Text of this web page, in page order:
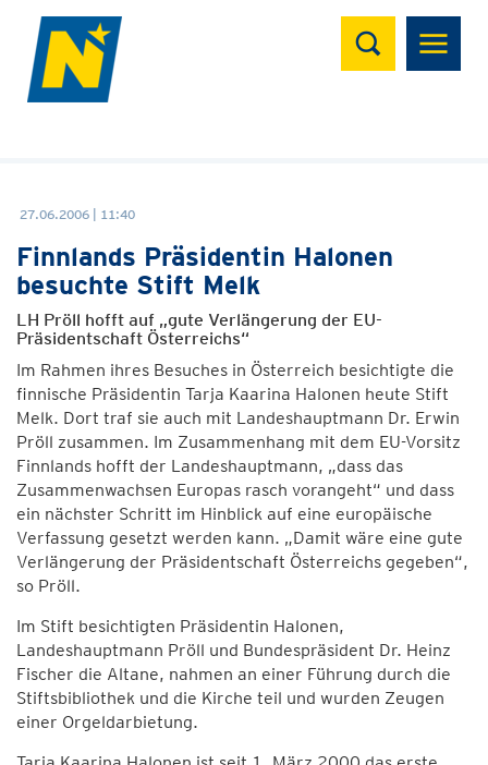
Suchen
27.06.2006 | 11:40
Finnlands Präsidentin Halonen
besuchte Stift Melk
LH Pröll hofft auf „gute Verlängerung der EU-
Präsidentschaft Österreichs“
Im Rahmen ihres Besuches in Österreich besichtigte die
finnische Präsidentin Tarja Kaarina Halonen heute Stift
Melk. Dort traf sie auch mit Landeshauptmann Dr. Erwin
Pröll zusammen. Im Zusammenhang mit dem EU-Vorsitz
Finnlands hofft der Landeshauptmann, „dass das
Zusammenwachsen Europas rasch vorangeht“ und dass
ein nächster Schritt im Hinblick auf eine europäische
Verfassung gesetzt werden kann. „Damit wäre eine gute
Verlängerung der Präsidentschaft Österreichs gegeben“,
so Pröll.
Im Stift besichtigten Präsidentin Halonen,
Landeshauptmann Pröll und Bundespräsident Dr. Heinz
Fischer die Altane, nahmen an einer Führung durch die
Stiftsbibliothek und die Kirche teil und wurden Zeugen
einer Orgeldarbietung.